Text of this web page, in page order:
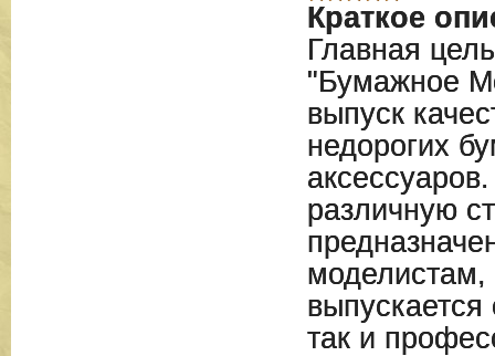
Краткое
Главная
"Бумажное
выпуск
недорогих
различную
моделистам,
так и